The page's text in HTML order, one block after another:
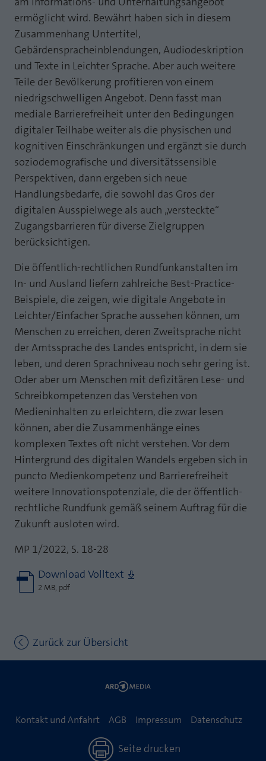
ermöglicht wird. Bewährt haben sich in diesem
Zusammenhang Untertitel,
Gebärdenspracheinblendungen, Audiodeskription
und Texte in Leichter Sprache. Aber auch weitere
Teile der Bevölkerung profitieren von einem
niedrigschwelligen Angebot. Denn fasst man
mediale Barrierefreiheit unter den Bedingungen
digitaler Teilhabe weiter als die physischen und
kognitiven Einschränkungen und ergänzt sie durch
soziodemografische und diversitätssensible
Perspektiven, dann ergeben sich neue
Handlungsbedarfe, die sowohl das Gros der
digitalen Ausspielwege als auch „versteckte“
Zugangsbarrieren für diverse Zielgruppen
berücksichtigen.
Die öffentlich-rechtlichen Rundfunkanstalten im
In- und Ausland liefern zahlreiche Best-Practice-
Beispiele, die zeigen, wie digitale Angebote in
Leichter/Einfacher Sprache aussehen können, um
Menschen zu erreichen, deren Zweitsprache nicht
der Amtssprache des Landes entspricht, in dem sie
leben, und deren Sprachniveau noch sehr gering ist.
Oder aber um Menschen mit defizitären Lese- und
Schreibkompetenzen das Verstehen von
Medieninhalten zu erleichtern, die zwar lesen
können, aber die Zusammenhänge eines
komplexen Textes oft nicht verstehen. Vor dem
Hintergrund des digitalen Wandels ergeben sich in
puncto Medienkompetenz und Barrierefreiheit
weitere Innovationspotenziale, die der öffentlich-
rechtliche Rundfunk gemäß seinem Auftrag für die
Zukunft ausloten wird.
MP 1/2022, S. 18-28
Download Volltext
2 MB, pdf
Zurück zur Übersicht
Kontakt und Anfahrt AGB Impressum Datenschutz
Seite drucken
Zweck
erweiterten Script- und Ereignisbehandlung